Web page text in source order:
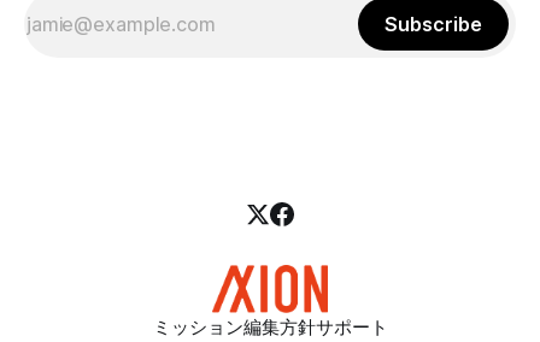
Subscribe
ミッション編集方針サポート